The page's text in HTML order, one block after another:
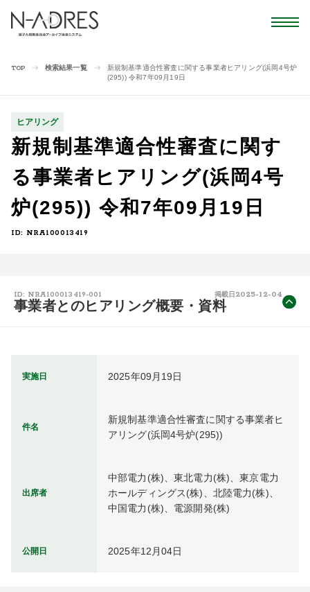
TOP 検索結果一覧
新規制基準適合性審査に関する事業者ヒアリング(浜岡4号炉
(295)) 令和7年09月19日
ヒアリング
新規制基準適合性審査に関す
る事業者ヒアリング(浜岡4号
炉(295)) 令和7年09月19日
ID: NRA100013419
ID: NRA100013419-001 掲載日 2025-12-04
事業者とのヒアリング概要・資料
実施日 2025年09月19日
件名
新規制基準適合性審査に関する事業者ヒ
アリング(浜岡4号炉(295))
出席者
中部電力(株)、東北電力(株)、東京電力
ホールディングス(株)、北陸電力(株)、
中国電力(株)、電源開発(株)
公開日 2025年12月04日